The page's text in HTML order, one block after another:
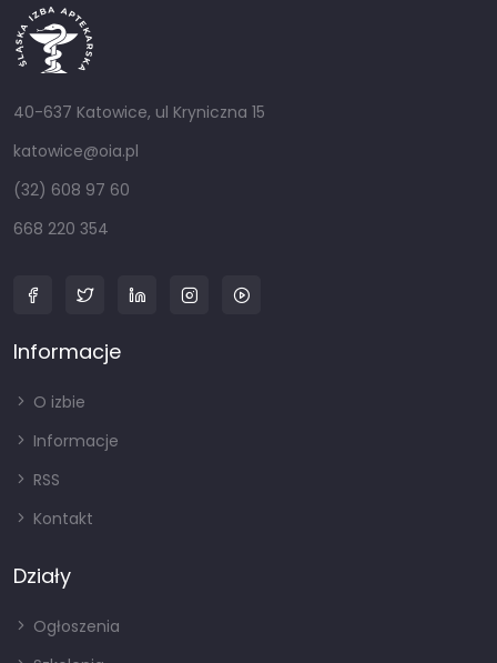
40-637 Katowice, ul Kryniczna 15
katowice@oia.pl
(32) 608 97 60
668 220 354
Informacje
O izbie
Informacje
RSS
Kontakt
Działy
Ogłoszenia